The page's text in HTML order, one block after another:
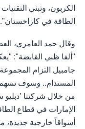
الكربون، وتبني
الطاقة في كازاخستان".
وقال حمد العامري،
"ألفا ظبي القابضة":
جامبيل التزام
المستدام.. وسوف تسهم
من خلال شركتنا ’دبليو
الإمارات في قطاع
أسواقاً خارجية